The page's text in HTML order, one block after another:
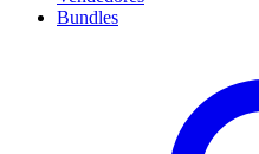
Bundles